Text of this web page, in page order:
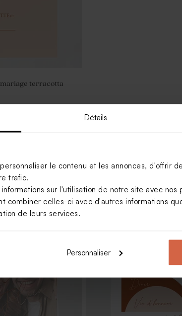
Détails
le contenu et les annonces, d'offrir
trafic.
sur l'utilisation de notre site avec nos
combiner celles-ci avec d'autres informations
de leurs services.
Personnaliser
terracotta
transparent couvercle